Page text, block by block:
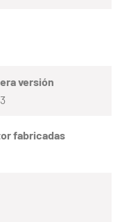
versión
fabricadas